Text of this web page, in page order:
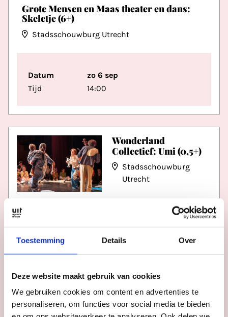
Toestemming Details Over
Deze website maakt gebruik van cookies
We gebruiken cookies om content en advertenties te
personaliseren, om functies voor social media te bieden
Wonderland
Collectief: Umi (0,5+)
Stadsschouwburg
Utrecht
Tijd
09:30, 11:00, 13:30
Het Filiaal
theatermakers: Het
lammetje dat een
varken is (4+)
Grote Mensen en Maas theater en dans:
Skeletje (6+)
Stadsschouwburg Utrecht
Datum
zo 6 sep
Tijd
14:00